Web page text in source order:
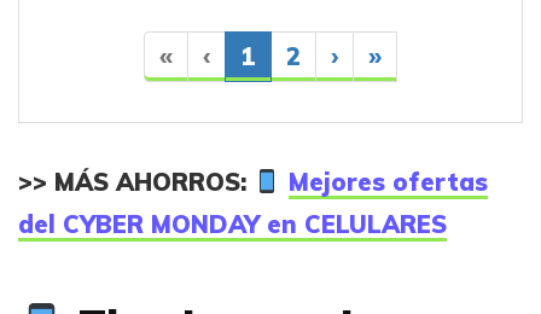
« ‹ 1 2 › »
>> MÁS AHORROS:
Mejores ofertas
del CYBER MONDAY en CELULARES